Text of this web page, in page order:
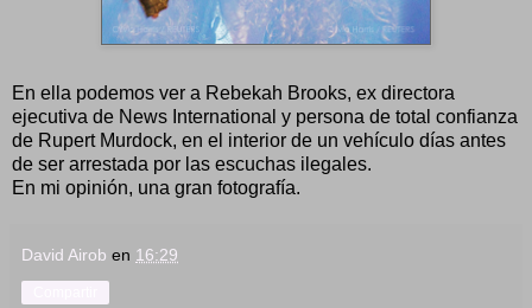
En ella podemos ver a Rebekah Brooks, ex directora
ejecutiva de News International y persona de total confianza
de Rupert Murdock, en el interior de un vehículo días antes
de ser arrestada por las escuchas ilegales.
En mi opinión, una gran fotografía.
David Airob en 16:29